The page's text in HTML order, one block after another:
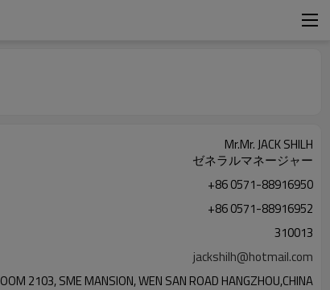
Mr.Mr. JACK SHILH
ゼネラルマネージャー
+86 0571-88916950
+86 0571-88916952
310013
jackshilh@hotmail.com
2103, SME MANSION, WEN SAN ROAD HANGZHOU,CHINA